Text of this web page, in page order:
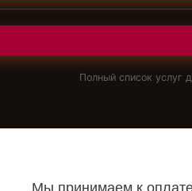
Полный список услуг
Мы принимаем к